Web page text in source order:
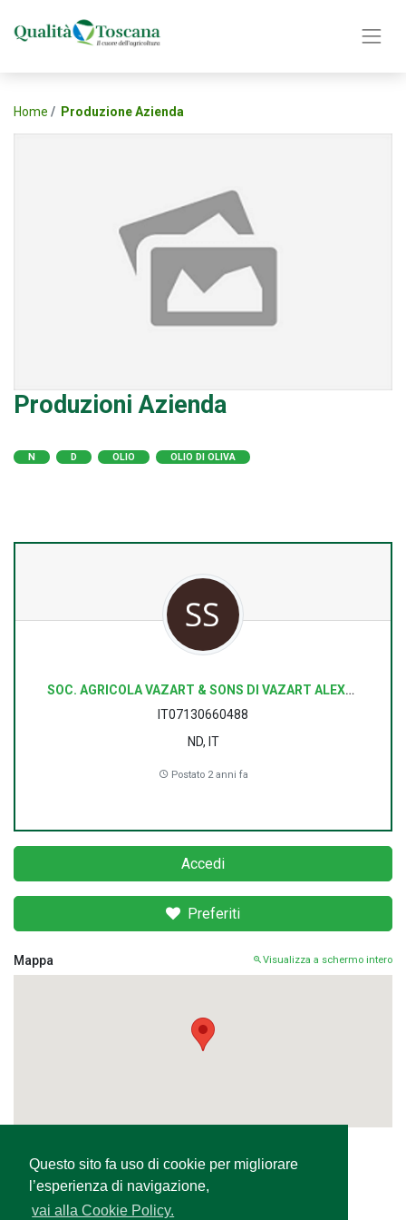
Questo sito fa uso di cookie per migliorare
l’esperienza di navigazione,
vai alla Cookie Policy.
Home Produzione Azienda
Produzioni Azienda
N D OLIO OLIO DI OLIVA
SOC. AGRICOLA VAZART & SONS DI VAZART ALEXANDER E C. S.N.C.
IT07130660488
ND, IT
Postato 2 anni fa
Accedi
Preferiti
Mappa Visualizza a schermo intero
Condividi